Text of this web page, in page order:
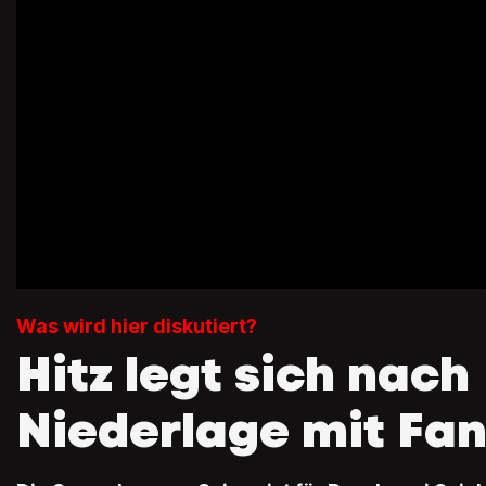
Was wird hier diskutiert?
Hitz legt sich nach
Niederlage mit